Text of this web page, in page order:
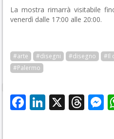
La mostra rimarrà visitabile
venerdì dalle 17:00 alle 20:00.
#arte #disegni #disegno #Il
#Palermo
Facebook
LinkedIn
X